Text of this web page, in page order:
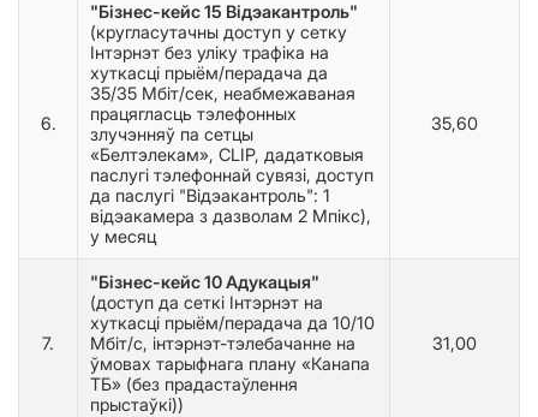
6.
"Бiзнес-кейс 15 Відэакантроль"
(кругласутачны доступ у сетку
Інтэрнэт без уліку трафіка на
хуткасці прыём/перадача да
35/35 Мбіт/сек, неабмежаваная
працягласць тэлефонных
злучэнняў па сетцы
«Белтэлекам», CLIP, дадатковыя
паслугі тэлефоннай сувязі, доступ
да паслугі "Відэакантроль": 1
відэакамера з дазволам 2 Мпікс),
у месяц
35,60
7.
"Бізнес-кейс10Адукацыя"
(доступ да сеткі Інтэрнэт на
хуткасці прыём/перадача да 10/10
Мбіт/с, інтэрнэт-тэлебачанне на
ўмовах тарыфнага плану «Канапа
ТБ» (без прадастаўлення
прыстаўкі))
31,00